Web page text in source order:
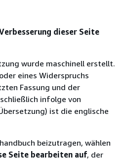
dieser Seite
wurde maschinell erstellt.
eines Widerspruchs
Fassung und der
infolge von
ist die englische
beizutragen, wählen
Seite bearbeiten auf, der